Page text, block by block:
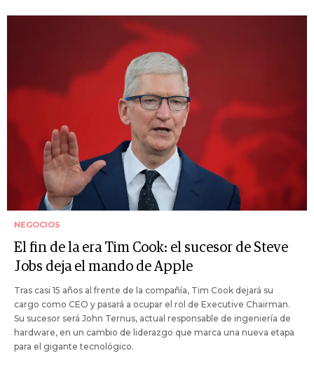
NEGOCIOS
El fin de la era Tim Cook: el sucesor de Steve
Jobs deja el mando de Apple
Tras casi 15 años al frente de la compañía, Tim Cook dejará su
cargo como CEO y pasará a ocupar el rol de Executive Chairman.
Su sucesor será John Ternus, actual responsable de ingeniería de
hardware, en un cambio de liderazgo que marca una nueva etapa
para el gigante tecnológico.